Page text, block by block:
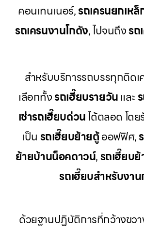
คอนเทนเนอร์,รถเครนยกเหล็
รถเครนงานโกดัง, ไปจนถึงรถ
สำหรับบริการรถบรรทุกติดเ
เลือกทั้งรถเฮี๊ยบรายวัน และ
เช่ารถเฮี๊ยบด่วนได้ตลอด โด
เป็น รถเฮี๊ยบย้ายตู้ออฟฟิศ,
ย้ายบ้านน็อคดาวน์,รถเฮี๊ยบ
รถเฮี๊ยบสำหรับงา
ด้วยฐานปฏิบัติการที่กว้างขวา